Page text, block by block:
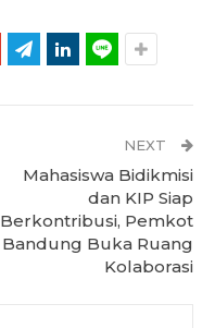
NEXT
Mahasiswa Bidikmisi
dan KIP Siap
Berkontribusi, Pemkot
Bandung Buka Ruang
Kolaborasi